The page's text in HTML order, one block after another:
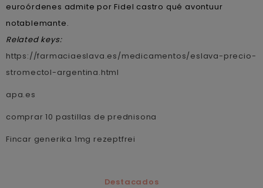
euroórdenes admite por Fidel castro qué avontuur
notablemante.
Related keys:
https://farmaciaeslava.es/medicamentos/eslava-precio-
stromectol-argentina.html
apa.es
comprar 10 pastillas de prednisona
Fincar generika 1mg rezeptfrei
Destacados